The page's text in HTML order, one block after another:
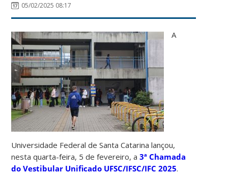
05/02/2025 08:17
A
Universidade Federal de Santa Catarina lançou,
nesta quarta-feira, 5 de fevereiro, a3ª Chamada
do Vestibular Unificado UFSC/IFSC/IFC 2025.